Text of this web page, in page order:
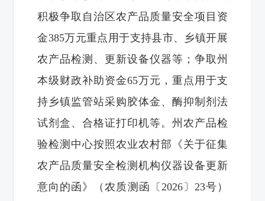
积极争取自治区农产品质量安全项目资
金385万元重点用于支持县市、乡镇开展
农产品检测、更新设备仪器等；争取州
本级财政补助资金65万元，重点用于支
持乡镇监管站采购胶体金、酶抑制剂法
试剂盒、合格证打印机等。州农产品检
验检测中心按照农业农村部《关于征集
农产品质量安全检测机构仪器设备更新
意向的函》（农质测函〔2026〕23号）